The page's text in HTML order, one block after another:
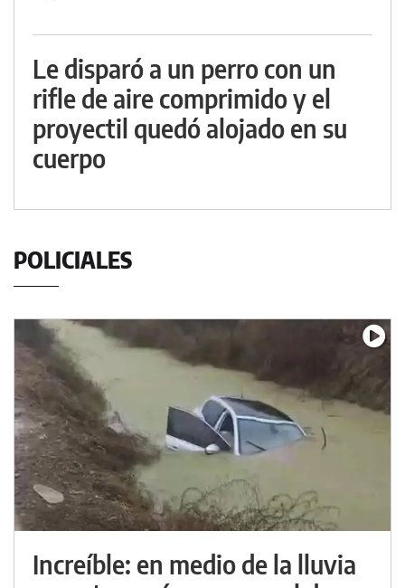
Le disparó a un perro con un
rifle de aire comprimido y el
proyectil quedó alojado en su
cuerpo
POLICIALES
Increíble: en medio de la lluvia